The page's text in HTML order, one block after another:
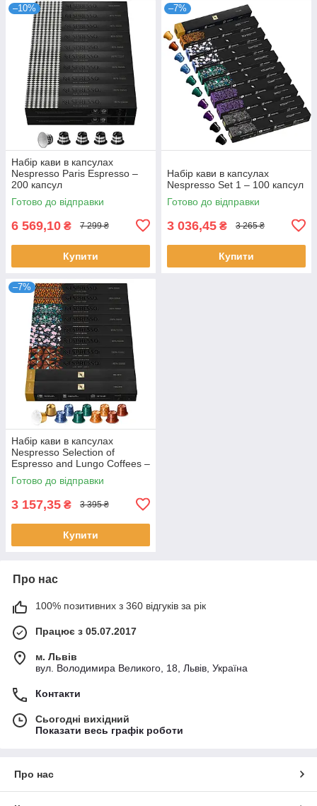
–10%
Набір кави в капсулах
Nespresso Paris Espresso –
200 капсул
Готово до відправки
6 569,10 ₴ 7 299 ₴
Купити
–7%
Набір кави в капсулах
Nespresso Set 1 – 100 капсул
Готово до відправки
3 036,45 ₴ 3 265 ₴
Купити
–7%
Набір кави в капсулах
Nespresso Selection of
Espresso and Lungo Coffees –
100 капсул
Готово до відправки
3 157,35 ₴ 3 395 ₴
Купити
Про нас
100% позитивних з 360 відгуків за рік
Працює з 05.07.2017
м. Львів
вул. Володимира Великого, 18, Львів, Україна
Контакти
Сьогодні вихідний
Показати весь графік роботи
Про нас